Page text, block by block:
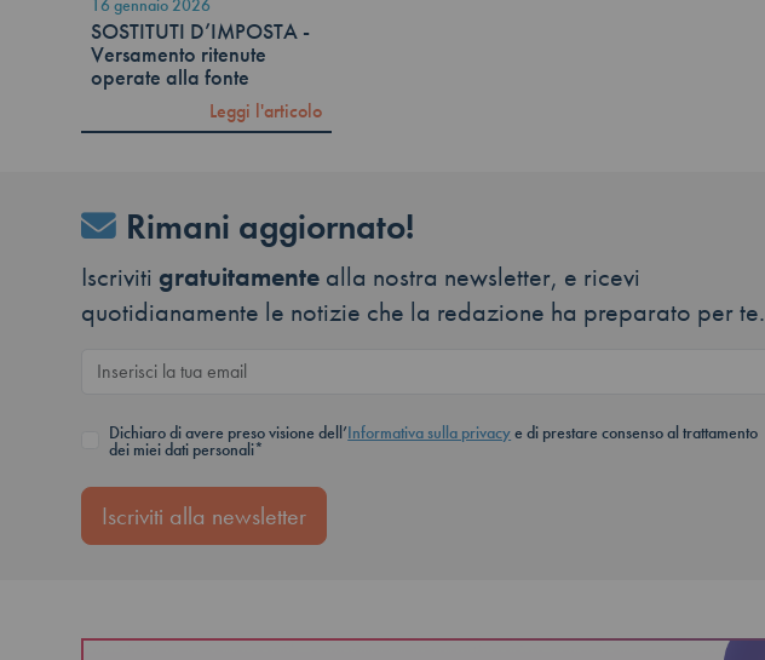
16 gennaio 2026
SOSTITUTI D’IMPOSTA -
Versamento ritenute
operate alla fonte
Leggi l'articolo
Rimani aggiornato!
Iscriviti gratuitamente alla nostra newsletter, e ricevi
quotidianamente le notizie che la redazione ha preparato per te.
Dichiaro di avere preso visione dell’Informativa sulla privacye di prestare consenso al trattamento
dei miei dati personali*
Iscriviti alla newsletter